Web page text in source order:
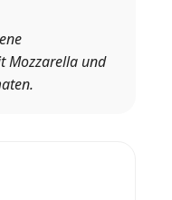
Mozzarella und